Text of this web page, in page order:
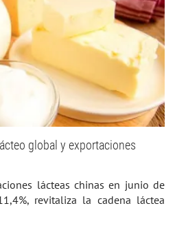
global y exportaciones
lácteas chinas en junio de
revitaliza la cadena láctea